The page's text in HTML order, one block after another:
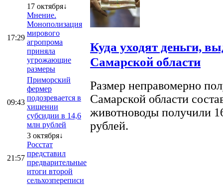
17:29
17 октября↓
Мнение.
Монополизация
мирового
агропрома
приняла
угрожающие
размеры
09:43
Приморский
фермер
подозревается в
хищении
субсидии в 14,6
млн рублей
21:57
3 октября↓
Росстат
представил
предварительные
итоги второй
сельхозпереписи
Куда уходят деньги,
Самарской области
Размер неправомерно
Самарской области
животноводы получили
рублей.